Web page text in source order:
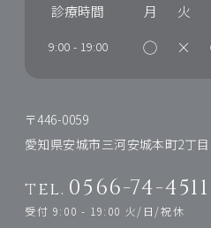
診療時間 月 火
9:00 - 19:00 ◯ ×
〒446-0059
愛知県安城市三河安城本町2丁
tel. 0566-74-4511
受付 9:00 - 19:00 火/日/祝休